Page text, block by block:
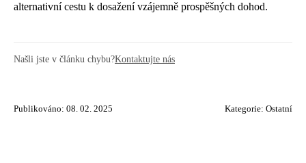
alternativní cestu k dosažení vzájemně prospěšných dohod.
Našli jste v článku chybu?Kontaktujte nás
Publikováno: 08. 02. 2025 Kategorie: Ostatní